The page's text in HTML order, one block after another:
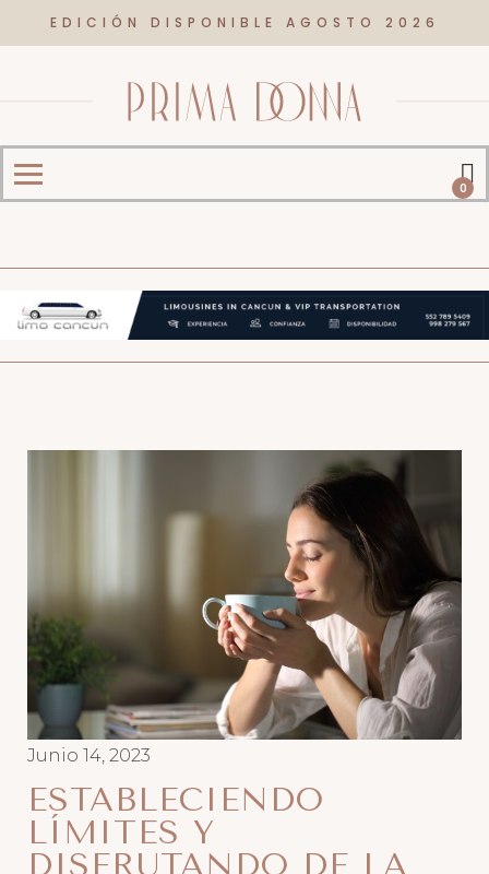
EDICIÓN DISPONIBLE AGOSTO 2026
0
Junio 14, 2023
ESTABLECIENDO
LÍMITES Y
DISFRUTANDO DE LA